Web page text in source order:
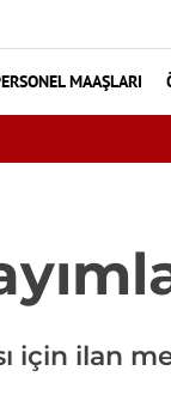
MAAŞLARI
için ilan